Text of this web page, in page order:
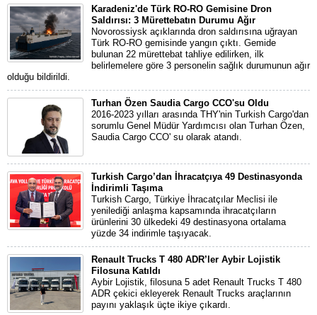
Karadeniz'de Türk RO-RO Gemisine Dron
Saldırısı: 3 Mürettebatın Durumu Ağır
Novorossiysk açıklarında dron saldırısına uğrayan
Türk RO-RO gemisinde yangın çıktı. Gemide
bulunan 22 mürettebat tahliye edilirken, ilk
belirlemelere göre 3 personelin sağlık durumunun ağır
olduğu bildirildi.
Turhan Özen Saudia Cargo CCO'su Oldu
2016-2023 yılları arasında THY'nin Turkish Cargo'dan
sorumlu Genel Müdür Yardımcısı olan Turhan Özen,
Saudia Cargo CCO' su olarak atandı.
Turkish Cargo’dan İhracatçıya 49 Destinasyonda
İndirimli Taşıma
Turkish Cargo, Türkiye İhracatçılar Meclisi ile
yenilediği anlaşma kapsamında ihracatçıların
ürünlerini 30 ülkedeki 49 destinasyona ortalama
yüzde 34 indirimle taşıyacak.
Renault Trucks T 480 ADR’ler Aybir Lojistik
Filosuna Katıldı
Aybir Lojistik, filosuna 5 adet Renault Trucks T 480
ADR çekici ekleyerek Renault Trucks araçlarının
payını yaklaşık üçte ikiye çıkardı.